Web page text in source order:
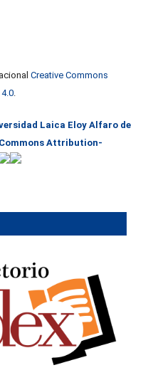
Creative Commons
.
Laica Eloy Alfaro de
Attribution-